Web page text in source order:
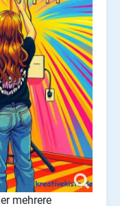
mehrere